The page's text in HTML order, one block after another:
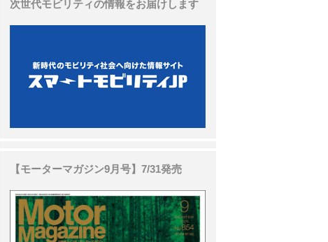
次世代モビリティの情報をお届けします
【モーターマガジン9月号】7/31発売